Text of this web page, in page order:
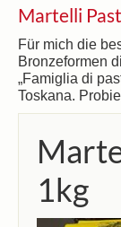
Martelli
Für mich die
Bronzeformen
„Famiglia di
Toskana.
1kg